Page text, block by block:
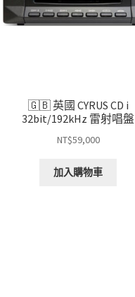
產
品
選
項
🇬🇧 英國 CYRUS CD i
32bit/192kHz 雷射唱盤
NT$59,000
加入購物車